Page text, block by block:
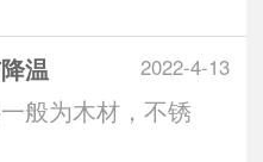
2022-4-13
温
般为木材，不锈